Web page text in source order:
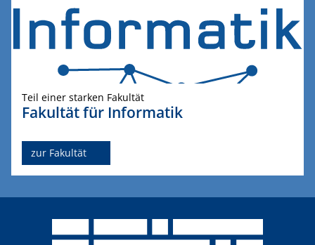
Teil einer starken Fakultät
Fakultät für Informatik
zur Fakultät